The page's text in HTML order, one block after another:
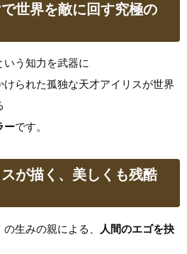
世界を敵に回す究極の
う知力を武器に
られた孤独な天才アイリスが世界
ーです。
が描く、美しくも残酷
生みの親による、
人間のエゴを抉